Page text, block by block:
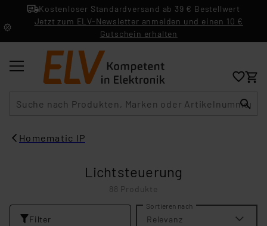
Kostenloser Standardversand ab 39 € Bestellwert
Jetzt zum ELV-Newsletter anmelden und einen 10 €
Gutschein erhalten
Homematic IP
Lichtsteuerung
88 Produkte
Filter
Sortieren nach
Relevanz